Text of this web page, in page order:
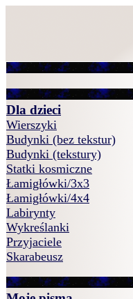
Dla dzieci
Wierszyki
Budynki (bez tekstur)
Budynki (tekstury)
Statki kosmiczne
Łamigłówki/3x3
Łamigłówki/4x4
Labirynty
Wykreślanki
Przyjaciele
Skarabeusz